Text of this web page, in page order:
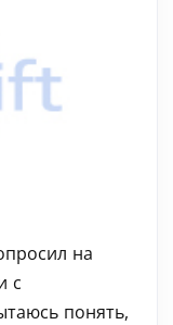
на
с
понять,